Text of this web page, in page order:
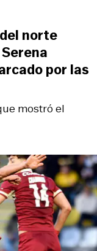
mostró el
norte
por las